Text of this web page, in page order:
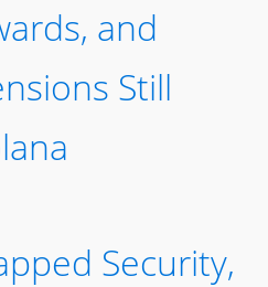
and
Still
Security,